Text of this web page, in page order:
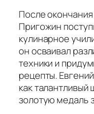
После
Пригожин
кулинарное
он осваивал
техники и
рецепты.
как
золотую медаль